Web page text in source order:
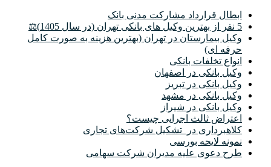
ابطال قرارداد مشارکت مدنی بانک
5 نفر از بهترین وکیل های بانکی تهران (در سال 1405)⚖️
وکیل بیمارستان در تهران (بهترین هزینه به صورت کامل
حرفه ای)
انواع تخلفات بانکی
وکیل بانکی در اصفهان
وکیل بانکی در تبریز
وکیل بانکی در مشهد
وکیل بانکی در شیراز
اعتراض ثالث اجرایی چیست؟
کلاهبرداری در تشکیل شرکت‌های تجاری
نمونه لایحه بورسی
طرح دعوی علیه مدیران شرکت سهامی